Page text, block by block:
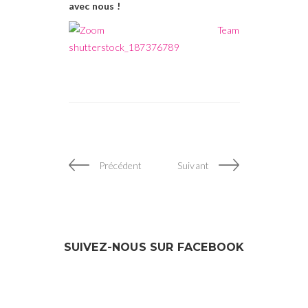
avec nous !
Précédent Suivant
SUIVEZ-NOUS SUR FACEBOOK